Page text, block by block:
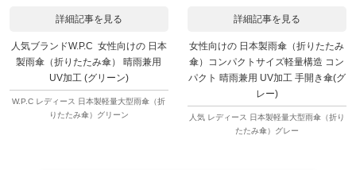
詳細記事を見る
人気ブランドW.P.C 女性向けの 日本
製雨傘（折りたたみ傘） 晴雨兼用
UV加工 (グリーン)
W.P.C レディース 日本製軽量大型雨傘（折
りたたみ傘）グリーン
詳細記事を見る
女性向けの 日本製雨傘（折りたたみ
傘）コンパクトサイズ軽量構造 コン
パクト 晴雨兼用 UV加工 手開き傘(グ
レー)
人気 レディース 日本製軽量大型雨傘（折り
たたみ傘）グレー